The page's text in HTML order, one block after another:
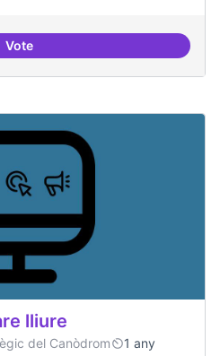
VoteConnectar repositori de
lliure
del Canòdrom
1 any